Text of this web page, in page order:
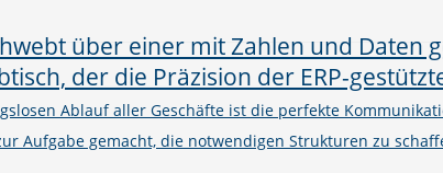
Ablauf aller Geschäfte ist die perfekte
Aufgabe gemacht, die notwendigen Strukturen zu